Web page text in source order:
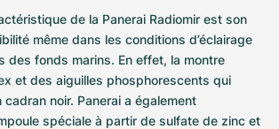
de la Panerai Radiomir est son
même dans les conditions d’éclairage
des fonds marins. En effet, la montre
et des aiguilles phosphorescents qui
noir. Panerai a également
spéciale à partir de sulfate de zinc et